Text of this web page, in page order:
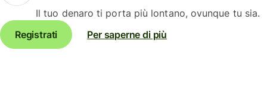
Il tuo denaro ti porta più lontano, ovunque tu sia.
Registrati
Per saperne di più